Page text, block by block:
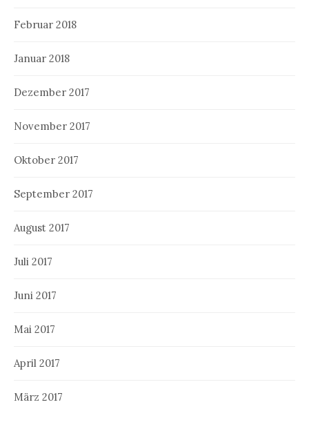
Februar 2018
Januar 2018
Dezember 2017
November 2017
Oktober 2017
September 2017
August 2017
Juli 2017
Juni 2017
Mai 2017
April 2017
März 2017